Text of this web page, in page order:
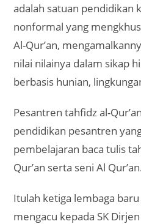
adalah satuan pendidikan
nonformal yang
Al-Qur’an,
nilai nilainya dalam sikap
berbasis hunian,
Pesantren tahfidz al-
pendidikan pesantren
pembelajaran baca tulis
Qur’an serta seni Al
Itulah ketiga lembaga
mengacu kepada SK